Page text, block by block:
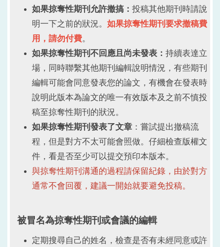
如果掠奪性期刊允許撤搞： 投稿其他期刊時請說
明一下之前的狀況。 如果掠奪性期刊要求撤稿費
用，請勿付費。
如果掠奪性期刊不回應且尚未發表： 持續表達立
場，同時聯繫其他期刊編輯說明情況，有些期刊
編輯可能會同意發表您的論文，有機會在發表時
說明此版本為論文的唯一有效版本及之前不慎投
稿至掠奪性期刊的狀況。
如果掠奪性期刊發表了文章 ：嘗試提出撤稿流
程，但是對方不太可能會照做。仔細檢查版權文
件，看是否至少可以提交預印本版本。
與掠奪性期刊溝通的過程請保留紀錄，由於對方
通常不會回覆，建議一開始就要避免投稿。
被冒名為掠奪性期刊或會議的編輯
定期搜尋自己的姓名，檢查是否有未經同意或許